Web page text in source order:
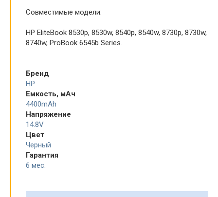
Совместимые модели:
HP EliteBook 8530p, 8530w, 8540p, 8540w, 8730p, 8730w,
8740w, ProBook 6545b Series.
Бренд
HP
Емкость, мАч
4400mAh
Напряжение
14.8V
Цвет
Черный
Гарантия
6 мес.